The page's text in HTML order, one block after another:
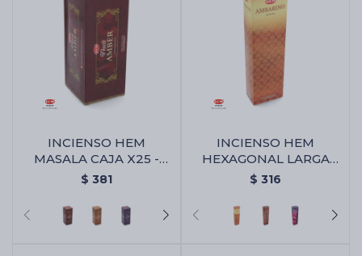
INCIENSO HEM
MASALA CAJA X25 -
Ambar
$ 381
INCIENSO HEM
HEXAGONAL LARGA
CAJA X6 - Ambar
$ 316